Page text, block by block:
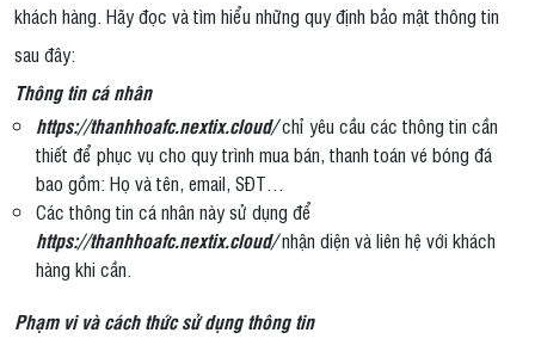
khách hàng. Hãy đọc và tìm hiểu những quy định bảo mật thông tin
sau đây:
Thông tin cá nhân
https://thanhhoafc.nextix.cloud/chỉ yêu cầu các thông tin cần
thiết để phục vụ cho quy trình mua bán, thanh toán vé bóng đá
bao gồm: Họ và tên, email, SĐT…
Các thông tin cá nhân này sử dụng để
https://thanhhoafc.nextix.cloud/nhận diện và liên hệ với khách
hàng khi cần.
Phạm vi và cách thức sử dụng thông tin